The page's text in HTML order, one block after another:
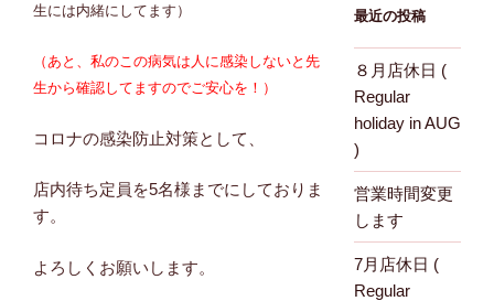
生には内緒にしてます）
（あと、私のこの病気は人に感染しないと先
生から確認してますのでご安心を！）
コロナの感染防止対策として、
店内待ち定員を5名様までにしておりま
す。
よろしくお願いします。
最近の投稿
８月店休日 (
Regular
holiday in AUG
)
営業時間変更
します
7月店休日 (
Regular